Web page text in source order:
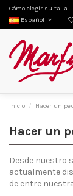
Cómo elegir su talla
Español
Inicio Hacer un
Hacer un
Desde nuestro
actualmente
de entre